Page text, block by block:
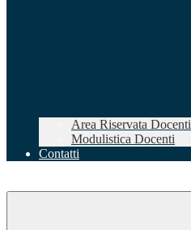
Area Riservata Docenti
Modulistica Docenti
Contatti